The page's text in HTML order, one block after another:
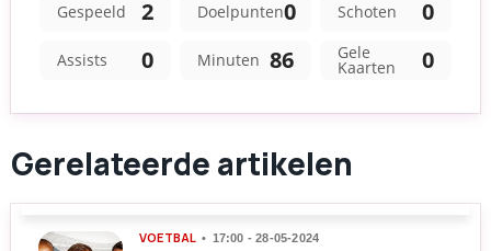
Gerelateerde artikelen
VOETBAL 17:00 - 28-05-2024